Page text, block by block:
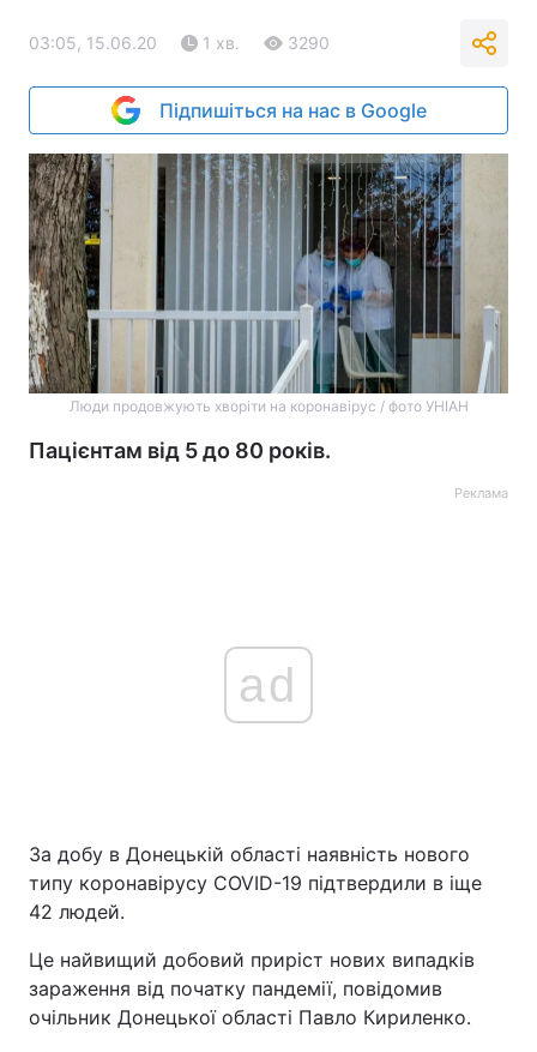
03:05, 15.06.20 1 хв. 3290
Підпишіться на нас в Google
Люди продовжують хворіти на коронавірус / фото УНІАН
Пацієнтам від 5 до 80 років.
Реклама
ad
За добу в Донецькій області наявність нового
типу коронавірусу COVID-19 підтвердили в іще
42 людей.
Це найвищий добовий приріст нових випадків
зараження від початку пандемії, повідомив
очільник Донецької області Павло Кириленко.